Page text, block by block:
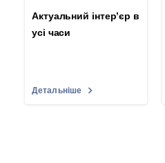
Актуальний інтер’єр в
усі часи
Детальніше